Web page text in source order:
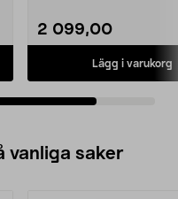
2 099,00
Lägg i varukorg
vanliga saker